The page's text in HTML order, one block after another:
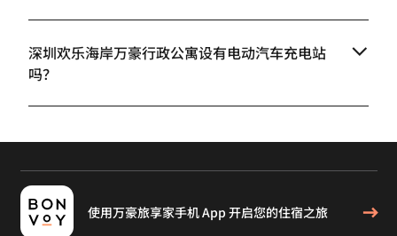
深圳欢乐海岸万豪行政公寓设有电动汽车充电站
吗？
使用万豪旅享家手机 App 开启您的住宿之旅